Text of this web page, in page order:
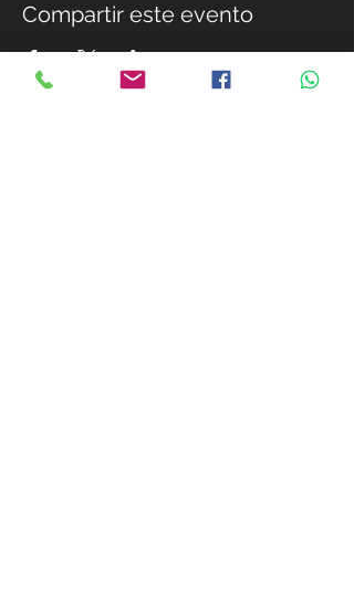
Compartir este evento